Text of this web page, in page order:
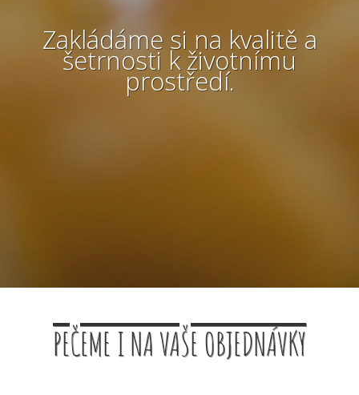
Zakládáme si na kvalitě a
šetrnosti k životnímu
prostředí.
PEČEME I NA VAŠE OBJEDNÁVKY